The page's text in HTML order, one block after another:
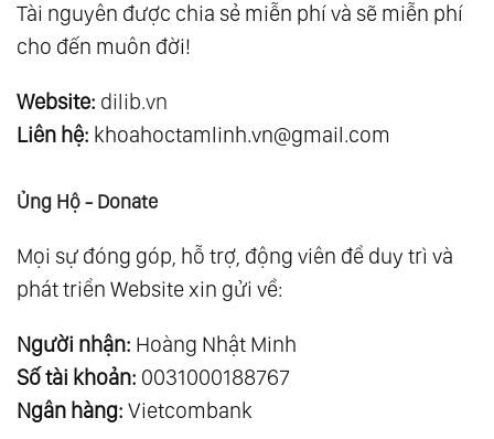
Tài nguyên được chia sẻ miễn phí và sẽ miễn phí
cho đến muôn đời!
Website: dilib.vn
Liên hệ: khoahoctamlinh.vn@gmail.com
Ủng Hộ - Donate
Mọi sự đóng góp, hỗ trợ, động viên để duy trì và
phát triển Website xin gửi về:
Người nhận: Hoàng Nhật Minh
Số tài khoản: 0031000188767
Ngân hàng: Vietcombank